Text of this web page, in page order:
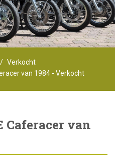
Verkocht
van 1984 - Verkocht
Caferacer van